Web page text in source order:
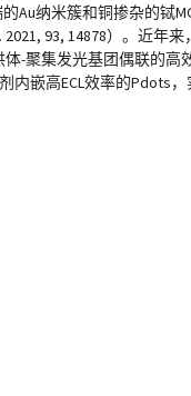
Au纳米簇和铜掺杂的铽
2021, 93, 14878）。近
-聚集发光基团偶联的高
嵌高ECL效率的Pdots